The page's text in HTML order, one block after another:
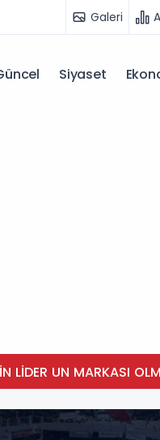
Galeri
Siyaset
LİDER UN MARKASI